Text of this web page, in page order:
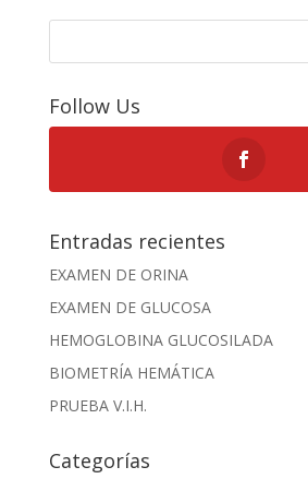
Follow Us
Entradas recientes
EXAMEN DE ORINA
EXAMEN DE GLUCOSA
HEMOGLOBINA GLUCOSILADA
BIOMETRÍA HEMÁTICA
PRUEBA V.I.H.
Categorías